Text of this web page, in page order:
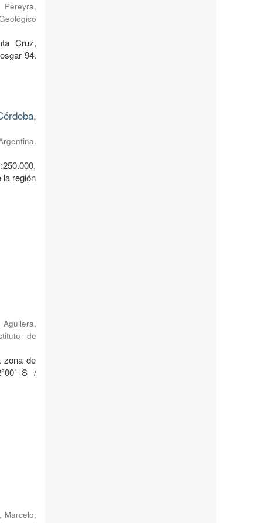
Pereyra,
Cruz,
94.
la región
Aguilera,
de
zona de
S /
Marcelo;